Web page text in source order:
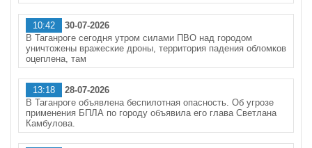
10:42
30-07-2026
В Таганроге сегодня утром силами ПВО над городом
уничтожены вражеские дроны, территория падения обломков
оцеплена, там
13:18
28-07-2026
В Таганроге объявлена беспилотная опасность. Об угрозе
применения БПЛА по городу объявила его глава Светлана
Камбулова.